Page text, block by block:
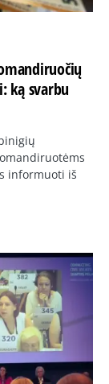
ką svarbu
informuoti iš